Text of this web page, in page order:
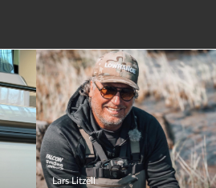
Lars Litzell